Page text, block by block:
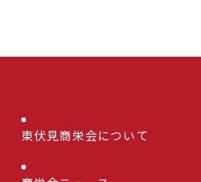
東伏見商栄会について